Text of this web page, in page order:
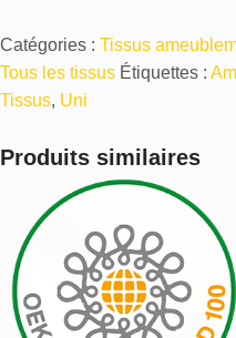
Catégories : Tissus
Tous les tissus Étiquettes :
Tissus, Uni
Produits similaires